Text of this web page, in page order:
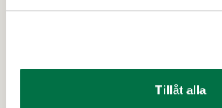
Tillåt alla
halvdagsseminarium om
Under seminariet kommer du
antal nyttiga verktyg genom att
föreläsningspass med …